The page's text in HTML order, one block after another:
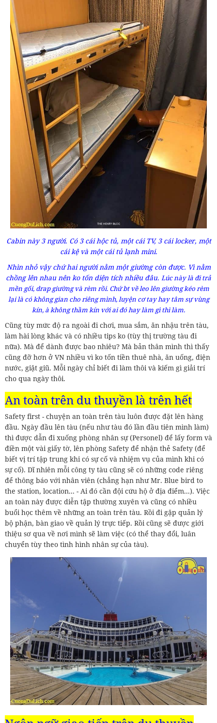
Cabin này 3 người. Có 3 cái hộc tủ, một cái TV, 3 cái locker, một
cái kệ và một cái tủ lạnh mini.
Nhìn nhỏ vậy chứ hai người nằm một giường còn được. Vì nằm
chồng lên nhau nên ko tốn diện tích nhiều đâu. Lúc này là đi trả
mền gối, drap giường và rèm rồi. Chứ bt về leo lên giường kéo rèm
lại là có không gian cho riêng mình, luyện cơ tay hay tâm sự vùng
kín, à không thầm kín với ai đó hay làm gì thì làm.
Cũng tùy mức độ ra ngoài đi chơi, mua sắm, ăn nhậu trên tàu,
làm hài lòng khác và có nhiều tips ko (tùy thị trường tàu đi
nữa). Mà để dành được bao nhiêu? Mà bản thân mình thì thấy
cũng đỡ hơn ở VN nhiều vì ko tốn tiền thuê nhà, ăn uống, điện
nước, giặt giũ. Mỗi ngày chỉ biết đi làm thôi và kiếm gì giải trí
cho qua ngày thôi.
An toàn trên du thuyền là trên hết
Safety first - chuyện an toàn trên tàu luôn được đặt lên hàng
đầu. Ngày đầu lên tàu (nếu như tàu đó lần đầu tiên mình làm)
thì được dẫn đi xuống phòng nhân sự (Personel) để lấy form và
điền một vài giấy tờ, lên phòng Safety để nhận thẻ Safety (để
biết vị trí tập trung khi có sự cố và nhiệm vụ của mình khi có
sự cố). Dĩ nhiên mỗi công ty tàu cũng sẽ có những code riêng
để thông báo với nhân viên (chẳng hạn như Mr. Blue bird to
the station, location... - Ai đó cần đội cứu hộ ở địa điểm...). Việc
an toàn này được diễn tập thường xuyên và cũng có nhiều
buổi học thêm về những an toàn trên tàu. Rồi đi gặp quản lý
bộ phận, bàn giao về quản lý trực tiếp. Rồi cũng sẽ được giới
thiệu sơ qua về nơi mình sẽ làm việc (có thể thay đổi, luân
chuyển tùy theo tình hình nhân sự của tàu).